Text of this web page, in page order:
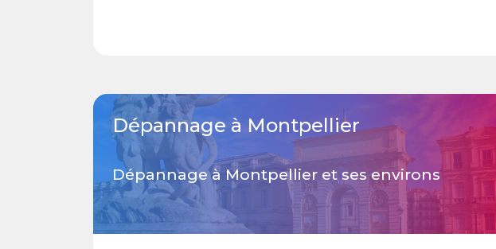
Dépannage à Montpellier
Dépannage à Montpellier et ses environs